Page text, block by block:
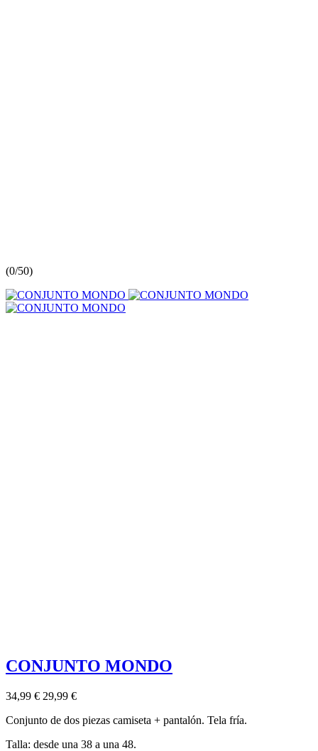
(0/50)
CONJUNTO MONDO
34,99 € 29,99 €
Conjunto de dos piezas camiseta + pantalón. Tela fría.
Talla: desde una 38 a una 48.